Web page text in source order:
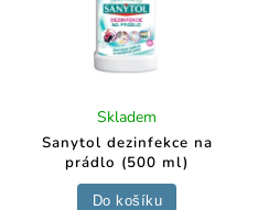
Sanytol dezinfekce na
prádlo (500 ml)
Skladem
Do košíku